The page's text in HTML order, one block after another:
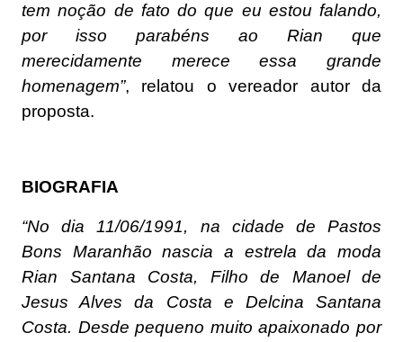
tem noção de fato do que eu estou falando,
por isso parabéns ao Rian que
merecidamente merece essa grande
homenagem”, relatou o vereador autor da
proposta.
BIOGRAFIA
“No dia 11/06/1991, na cidade de Pastos
Bons Maranhão nascia a estrela da moda
Rian Santana Costa, Filho de Manoel de
Jesus Alves da Costa e Delcina Santana
Costa. Desde pequeno muito apaixonado por